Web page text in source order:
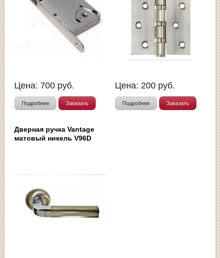
Цена: 700 руб.
Подробнее Заказать
Цена: 200 руб.
Подробнее Заказать
Дверная ручка Vantage
матовый никель V96D